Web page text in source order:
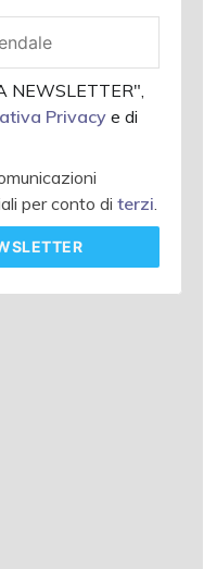
NEWSLETTER",
Privacye di
per conto di terzi.